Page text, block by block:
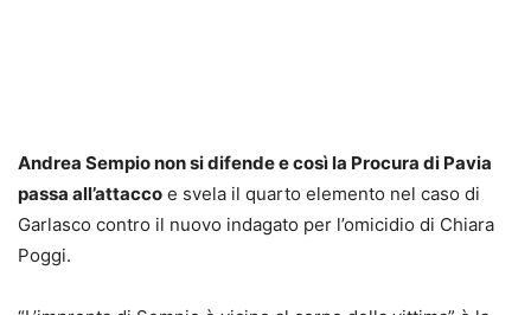
Andrea Sempio non si difende e così la Procura di Pavia
passa all’attacco e svela il quarto elemento nel caso di
Garlasco contro il nuovo indagato per l’omicidio di Chiara
Poggi.